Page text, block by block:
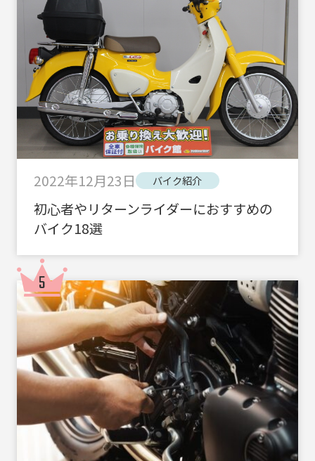
2022年12月23日 バイク紹介
初心者やリターンライダーにおすすめの
バイク18選